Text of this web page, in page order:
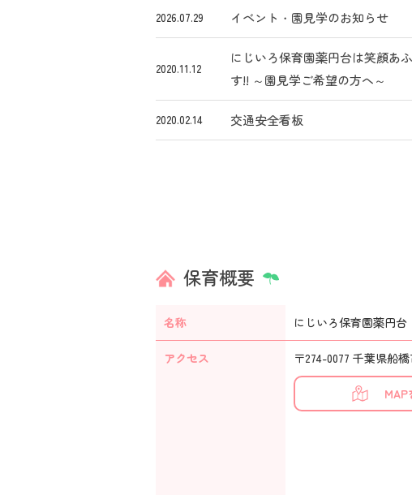
2026.07.29 イベント・園見学のお知らせ
2020.11.12
にじいろ保育園薬円台は笑顔あ
す!! ～園見学ご希望の方へ～
2020.02.14 交通安全看板
保育概要
名称 にじいろ保育園薬円台
アクセス 〒274-0077 千葉県船
MAP